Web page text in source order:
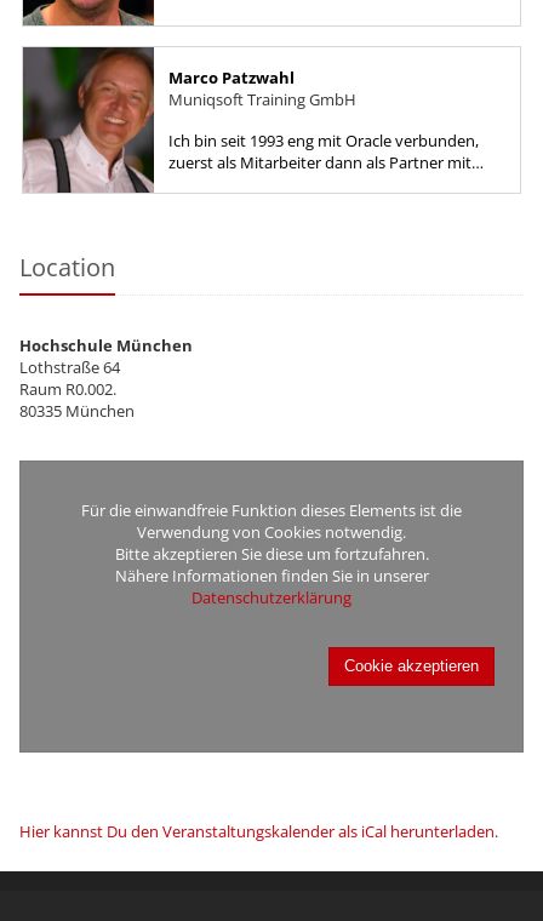
Marco Patzwahl
Muniqsoft Training GmbH
Ich bin seit 1993 eng mit Oracle verbunden,
zuerst als Mitarbeiter dann als Partner mit
Location
Hochschule München
Lothstraße 64
Raum R0.002.
80335 München
Für die einwandfreie Funktion dieses Elements ist die
Verwendung von Cookies notwendig.
Bitte akzeptieren Sie diese um fortzufahren.
Nähere Informationen finden Sie in unserer
Datenschutzerklärung
Cookie akzeptieren
Hier kannst Du den Veranstaltungskalender als iCal herunterladen.